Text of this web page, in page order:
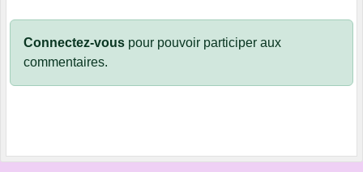
Connectez-vous pour pouvoir participer aux
commentaires.